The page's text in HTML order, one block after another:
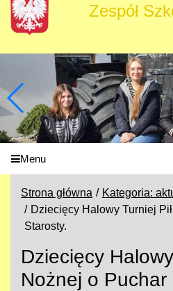
Zespół
Menu
Strona główna
Kategoria:
Dziecięcy Halowy Turniej
Starosty.
Dziecięcy
Nożnej o Puchar